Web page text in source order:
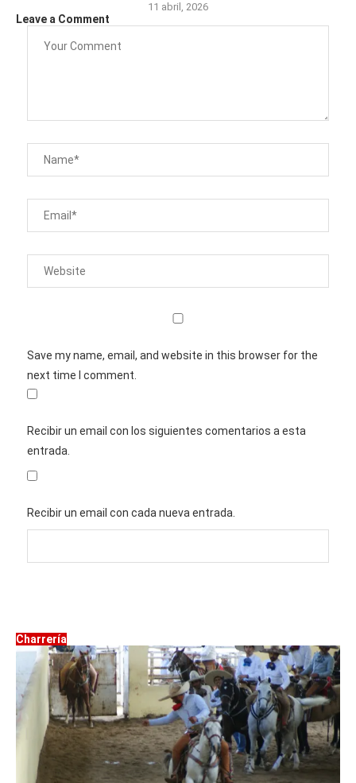
11 abril, 2026
Leave a Comment
Save my name, email, and website in this browser for the
next time I comment.
Recibir un email con los siguientes comentarios a esta
entrada.
Recibir un email con cada nueva entrada.
Charrería